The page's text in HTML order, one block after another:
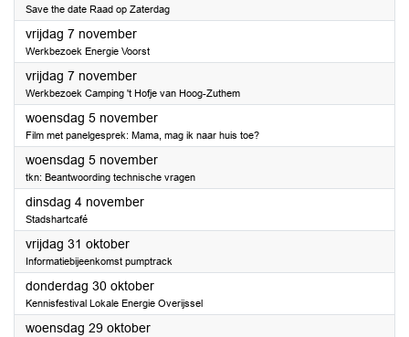
Save the date Raad op Zaterdag
vrijdag 7 november2025
Werkbezoek Energie Voorst
vrijdag 7 november2025
Werkbezoek Camping 't Hofje van Hoog-Zuthem
woensdag 5 november2025
Film met panelgesprek: Mama, mag ik naar huis toe?
woensdag 5 november2025
tkn: Beantwoording technische vragen
dinsdag 4 november2025
Stadshartcafé
vrijdag 31 oktober2025
Informatiebijeenkomst pumptrack
donderdag 30 oktober2025
Kennisfestival Lokale Energie Overijssel
woensdag 29 oktober2025